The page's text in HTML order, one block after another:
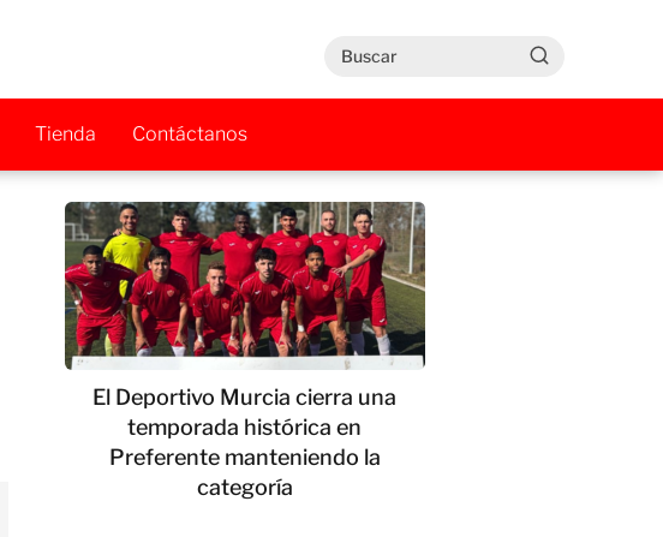
Tienda Contáctanos
El Deportivo Murcia cierra una
temporada histórica en
Preferente manteniendo la
categoría